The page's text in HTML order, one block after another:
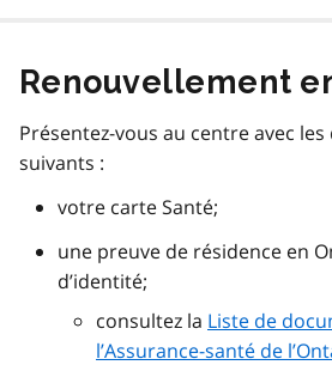
Renouvellement
Présentez-vous au centre avec
suivants :
votre carte Santé;
une preuve de résidence en
d’identité;
consultez la Liste de
l’Assurance-santé de